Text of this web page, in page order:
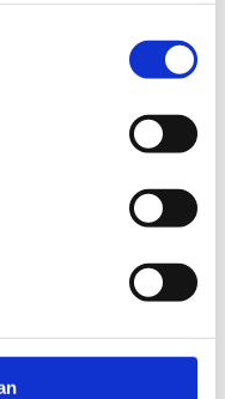
en rustige omgeving
Of je nu een